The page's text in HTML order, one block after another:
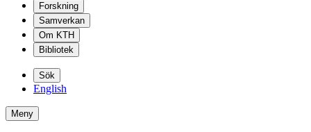
Forskning
Samverkan
Om KTH
Bibliotek
Sök
English
Meny